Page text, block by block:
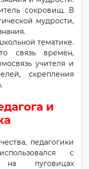
сокровищ. В
мудрости,
тематике.
связь времён,
учителя и
скрепления
и
педагогики
с
на пуговицах